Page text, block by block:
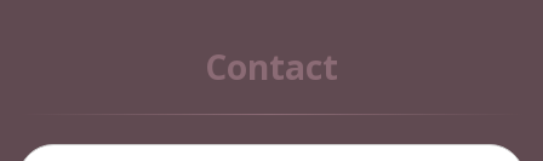
Contact